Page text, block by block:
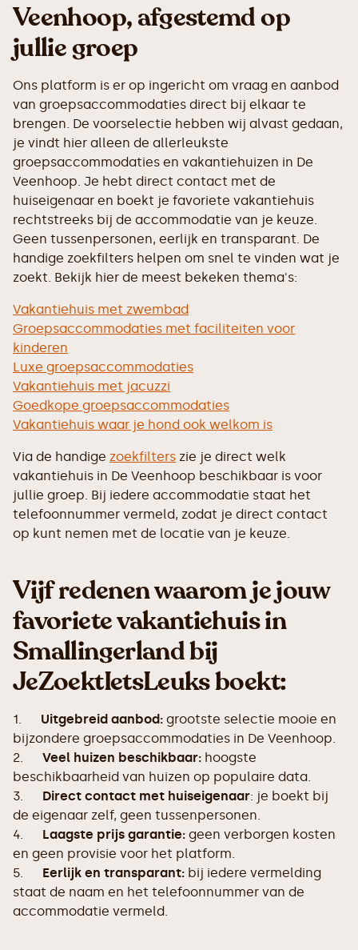
Veenhoop, afgestemd op
jullie groep
Ons platform is er op ingericht om vraag en aanbod
van groepsaccommodaties direct bij elkaar te
brengen. De voorselectie hebben wij alvast gedaan,
je vindt hier alleen de allerleukste
groepsaccommodaties en vakantiehuizen in De
Veenhoop. Je hebt direct contact met de
huiseigenaar en boekt je favoriete vakantiehuis
rechtstreeks bij de accommodatie van je keuze.
Geen tussenpersonen, eerlijk en transparant. De
handige zoekfilters helpen om snel te vinden wat je
zoekt. Bekijk hier de meest bekeken thema's:
Vakantiehuis met zwembad
Groepsaccommodaties met faciliteiten voor
kinderen
Luxe groepsaccommodaties
Vakantiehuis met jacuzzi
Goedkope groepsaccommodaties
Vakantiehuis waar je hond ook welkom is
Via de handige zoekfilters zie je direct welk
vakantiehuis in De Veenhoop beschikbaar is voor
jullie groep. Bij iedere accommodatie staat het
telefoonnummer vermeld, zodat je direct contact
op kunt nemen met de locatie van je keuze.
Vijf redenen waarom je jouw
favoriete vakantiehuis in
Smallingerland bij
JeZoektIetsLeuks boekt:
1. Uitgebreid aanbod: grootste selectie mooie en
bijzondere groepsaccommodaties in De Veenhoop.
2. Veel huizen beschikbaar: hoogste
beschikbaarheid van huizen op populaire data.
3. Direct contact met huiseigenaar: je boekt bij
de eigenaar zelf, geen tussenpersonen.
4. Laagste prijs garantie: geen verborgen kosten
en geen provisie voor het platform.
5. Eerlijk en transparant: bij iedere vermelding
staat de naam en het telefoonnummer van de
accommodatie vermeld.